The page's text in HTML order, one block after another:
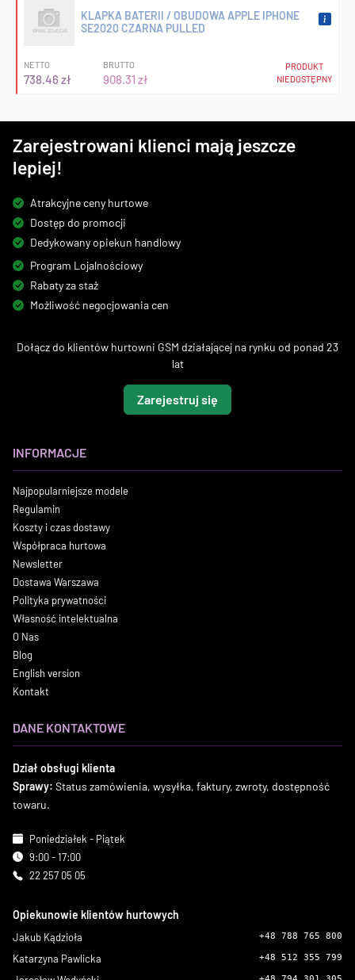
KLAPKA BATERII / OBUDOWA APPLE IPHONE
SE2020 CZARNA PULLED
NETTO
738.46 zł
BRUTTO
908.31 zł
PRODUKT
NIEDOSTĘPNY
Zarejestrowani klienci mają jeszcze
lepiej!
Atrakcyjne ceny hurtowe
Dostęp do promocji
Dedykowany opiekun handlowy
Program Lojalnościowy
Rabaty za staż
Możliwość negocjowania cen
Dołącz do klientów hurtowni GSM działającej na rynku od ponad 23
lat
Zarejestruj się
INFORMACJE
Najpopularniejsze modele
Regulamin
Koszty i czas dostawy
Współpraca hurtowa
Newsletter
Dostawa Warszawa
Polityka prywatności
Własność intelektualna
O Nas
Blog
English version
Kontakt
DANE KONTAKTOWE
Dział obsługi klienta
Sprawy: Status zamówienia, wysyłka, faktury, zwroty, dostępność
towaru.
Poniedziałek - Piątek
9:00 - 17:00
22 257 05 05
Opiekunowie klientów hurtowych
Jakub Kądzioła +48 788 765 800
Katarzyna Pawlicka +48 512 355 799